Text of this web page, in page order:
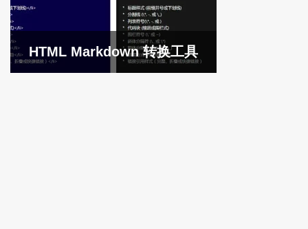
HTML Markdown 转换工具